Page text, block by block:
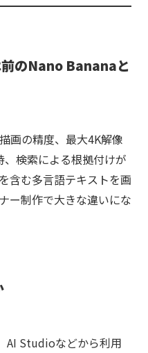
のNano Bananaと
画の精度、最大4K解像
検索による根拠付けが
含む多言語テキストを画
ー制作で大きな違いにな
AI Studioなどから利用